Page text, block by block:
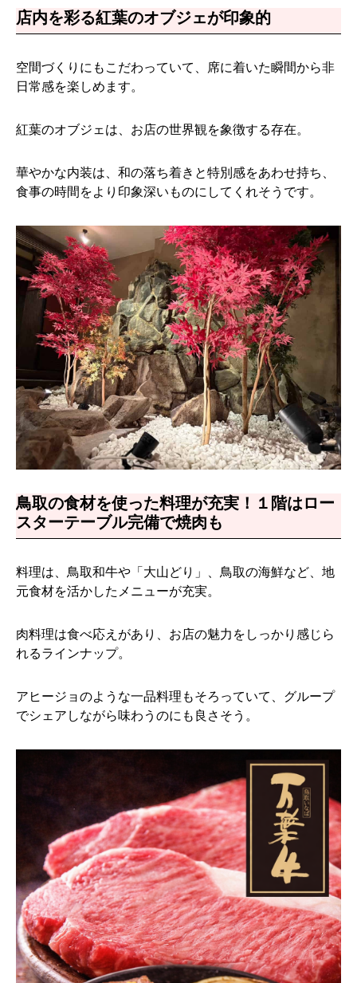
店内を彩る紅葉のオブジェが印象的
空間づくりにもこだわっていて、席に着いた瞬間から非
日常感を楽しめます。
紅葉のオブジェは、お店の世界観を象徴する存在。
華やかな内装は、和の落ち着きと特別感をあわせ持ち、
食事の時間をより印象深いものにしてくれそうです。
鳥取の食材を使った料理が充実！１階はロー
スターテーブル完備で焼肉も
料理は、鳥取和牛や「大山どり」、鳥取の海鮮など、地
元食材を活かしたメニューが充実。
肉料理は食べ応えがあり、お店の魅力をしっかり感じら
れるラインナップ。
アヒージョのような一品料理もそろっていて、グループ
でシェアしながら味わうのにも良さそう。